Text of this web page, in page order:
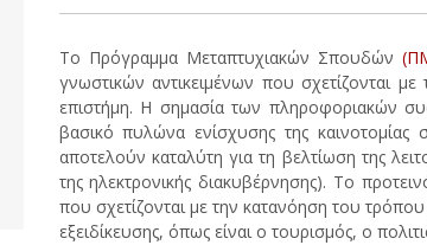
Το Πρόγραμμα Μεταπτυχιακών Σπουδών
γνωστικών αντικειμένων που σχετίζονται
επιστήμη. Η σημασία των πληροφοριακών
βασικό πυλώνα ενίσχυσης της καινοτομίας
αποτελούν καταλύτη για τη βελτίωση της
της ηλεκτρονικής διακυβέρνησης). Το
που σχετίζονται με την κατανόηση του
εξειδίκευσης, όπως είναι ο τουρισμός, ο